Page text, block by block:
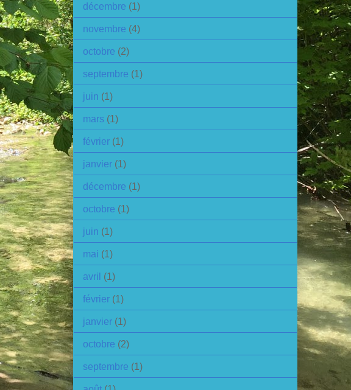
décembre (1)
novembre (4)
octobre (2)
septembre (1)
juin (1)
mars (1)
février (1)
janvier (1)
décembre (1)
octobre (1)
juin (1)
mai (1)
avril (1)
février (1)
janvier (1)
octobre (2)
septembre (1)